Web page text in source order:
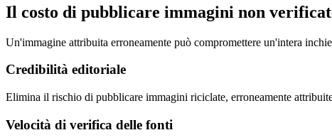
Il costo di pubblicare immagini non
Un'immagine attribuita erroneamente può compromettere un'intera
Credibilità editoriale
Elimina il rischio di pubblicare immagini riciclate, erroneamente
Velocità di verifica delle fonti